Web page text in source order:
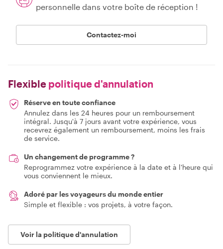
personnelle dans votre boîte de réception !
Contactez-moi
Flexible politique d'annulation
Réserve en toute confiance
Annulez dans les 24 heures pour un remboursement
intégral. Jusqu'à 7 jours avant votre expérience, vous
recevrez également un remboursement, moins les frais
de service.
Un changement de programme ?
Reprogrammez votre expérience à la date et à l'heure qui
vous conviennent le mieux.
Adoré par les voyageurs du monde entier
Simple et flexible : vos projets, à votre façon.
Voir la politique d'annulation